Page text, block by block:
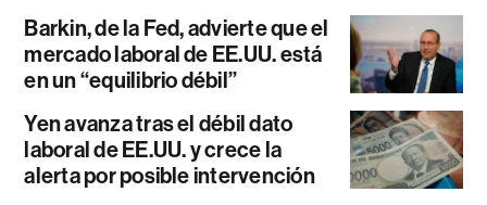
Barkin, de la Fed, advierte que el
mercado laboral de EE.UU. está
en un “equilibrio débil”
Yen avanza tras el débil dato
laboral de EE.UU. y crece la
alerta por posible intervención